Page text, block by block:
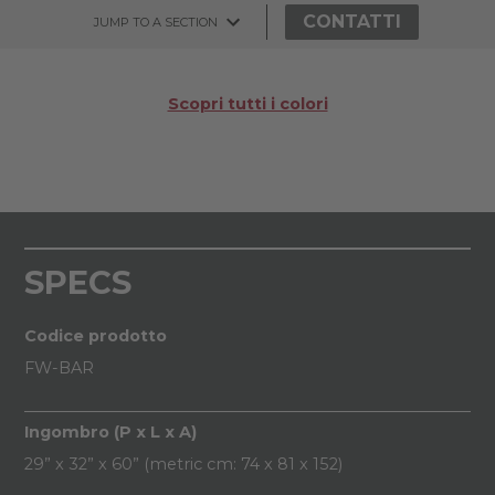
JUMP TO A SECTION CONTATTI
Scopri tutti i colori
SPECS
Codice prodotto
FW-BAR
Ingombro (P x L x A)
29” x 32” x 60” (metric cm: 74 x 81 x 152)